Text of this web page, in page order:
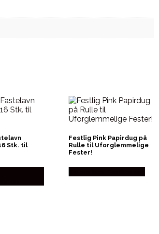
Stk. til
Festlig Pink Papirdug på
Rulle til Uforglemmelige
Fester!